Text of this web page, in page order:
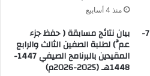
منذ 4 أسابيع
برنامج اختبارات طلبة الصفوف ( 7- بيان نتائج مسابقة ( حفظ جزء
عمَّ) لطلبة الصفين الثالث والرابع
المقيدين بالبرنامج الصيفي 1447-
1448هـ (2025-2026م)